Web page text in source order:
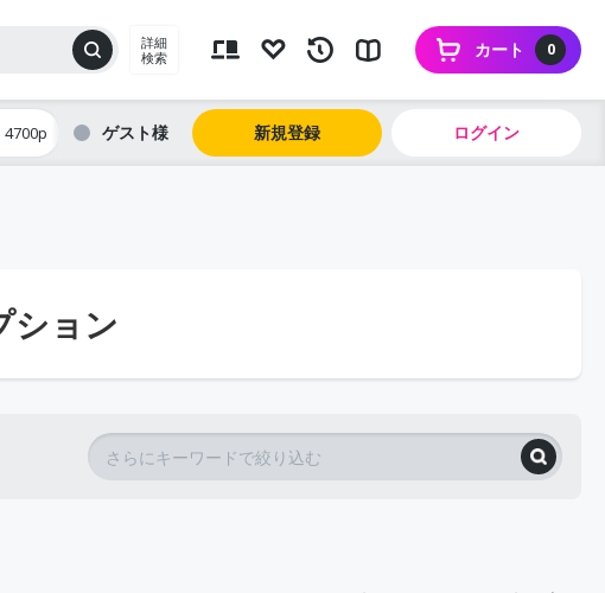
詳細
検索
0
カート
ゲスト 新規登録 ログイン
ション